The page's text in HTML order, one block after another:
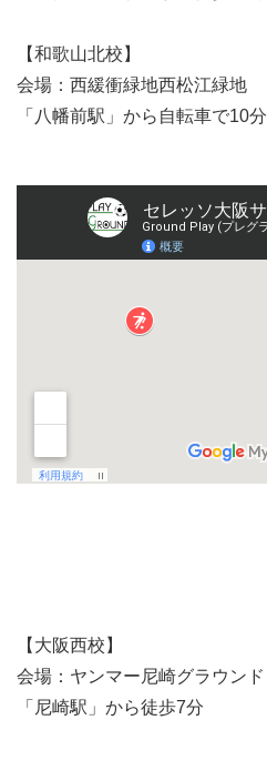
【和歌山北校】
会場：西緩衝緑地西松江緑地
「八幡前駅」から自転車で10分
【大阪西校】
会場：ヤンマー尼崎グラウンド
「尼崎駅」から徒歩7分